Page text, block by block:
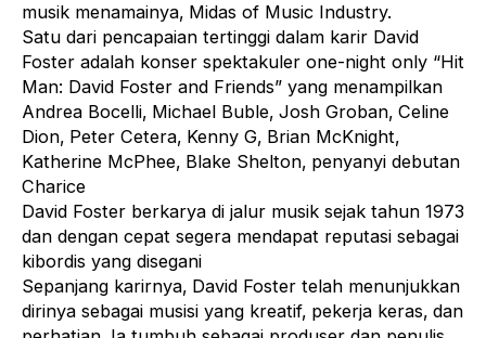
musik menamainya‚ Midas of Music Industry.
Satu dari pencapaian tertinggi dalam karir David
Foster adalah konser spektakuler one-night only “Hit
Man: David Foster and Friends” yang menampilkan
Andrea Bocelli‚ Michael Buble‚ Josh Groban‚ Celine
Dion‚ Peter Cetera‚ Kenny G‚ Brian McKnight‚
Katherine McPhee‚ Blake Shelton‚ penyanyi debutan
Charice
David Foster berkarya di jalur musik sejak tahun 1973
dan dengan cepat segera mendapat reputasi sebagai
kibordis yang disegani
Sepanjang karirnya‚ David Foster telah menunjukkan
dirinya sebagai musisi yang kreatif‚ pekerja keras‚ dan